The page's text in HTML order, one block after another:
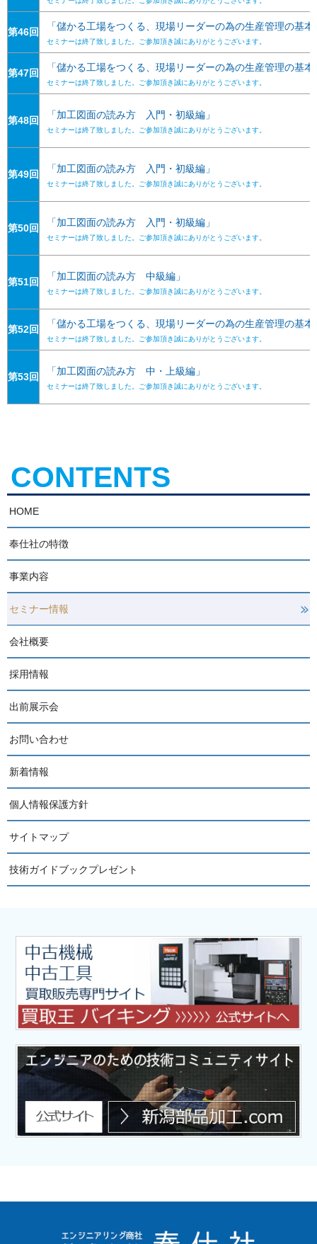
第46回 「儲かる工場をつくる、現場リーダーの為の生産管理の基
セミナーは終了致しました。ご参加頂き誠にありがとうございます。
第47回 「儲かる工場をつくる、現場リーダーの為の生産管理の基
セミナーは終了致しました。ご参加頂き誠にありがとうございます。
第48回 「加工図面の読み方 入門・初級編」
セミナーは終了致しました。ご参加頂き誠にありがとうございます。
第49回 「加工図面の読み方 入門・初級編」
セミナーは終了致しました。ご参加頂き誠にありがとうございます。
第50回 「加工図面の読み方 入門・初級編」
セミナーは終了致しました。ご参加頂き誠にありがとうございます。
第51回 「加工図面の読み方 中級編」
セミナーは終了致しました。ご参加頂き誠にありがとうございます。
第52回 「儲かる工場をつくる、現場リーダーの為の生産管理の基
セミナーは終了致しました。ご参加頂き誠にありがとうございます。
第53回 「加工図面の読み方 中・上級編」
セミナーは終了致しました。ご参加頂き誠にありがとうございます。
CONTENTS
HOME
奉仕社の特徴
事業内容
セミナー情報
会社概要
採用情報
出前展示会
お問い合わせ
新着情報
個人情報保護方針
サイトマップ
技術ガイドブックプレゼント